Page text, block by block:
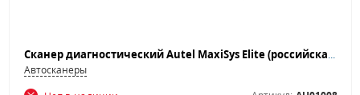
Сканер диагностический Autel MaxiSys Elite (российская версия)
Автосканеры